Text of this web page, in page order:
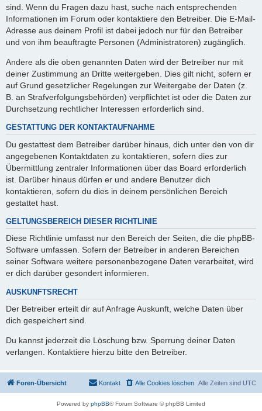
sind. Wenn du Fragen dazu hast, suche nach entsprechenden
Informationen im Forum oder kontaktiere den Betreiber. Die E-Mail-
Adresse aus deinem Profil ist dabei jedoch nur für den Betreiber
und von ihm beauftragte Personen (Administratoren) zugänglich.
Andere als die oben genannten Daten wird der Betreiber nur mit
deiner Zustimmung an Dritte weitergeben. Dies gilt nicht, sofern er
auf Grund gesetzlicher Regelungen zur Weitergabe der Daten (z.
B. an Strafverfolgungsbehörden) verpflichtet ist oder die Daten zur
Durchsetzung rechtlicher Interessen erforderlich sind.
GESTATTUNG DER KONTAKTAUFNAHME
Du gestattest dem Betreiber darüber hinaus, dich unter den von dir
angegebenen Kontaktdaten zu kontaktieren, sofern dies zur
Übermittlung zentraler Informationen über das Board erforderlich
ist. Darüber hinaus dürfen er und andere Benutzer dich
kontaktieren, sofern du dies in deinem persönlichen Bereich
gestattet hast.
GELTUNGSBEREICH DIESER RICHTLINIE
Diese Richtlinie umfasst nur den Bereich der Seiten, die die phpBB-
Software umfassen. Sofern der Betreiber in anderen Bereichen
seiner Software weitere personenbezogene Daten verarbeitet, wird
er dich darüber gesondert informieren.
AUSKUNFTSRECHT
Der Betreiber erteilt dir auf Anfrage Auskunft, welche Daten über
dich gespeichert sind.
Du kannst jederzeit die Löschung bzw. Sperrung deiner Daten
verlangen. Kontaktiere hierzu bitte den Betreiber.
Foren-Übersicht Alle Zeiten sind UTC
Alle Cookies löschen
Kontakt
Powered by phpBB® Forum Software © phpBB Limited